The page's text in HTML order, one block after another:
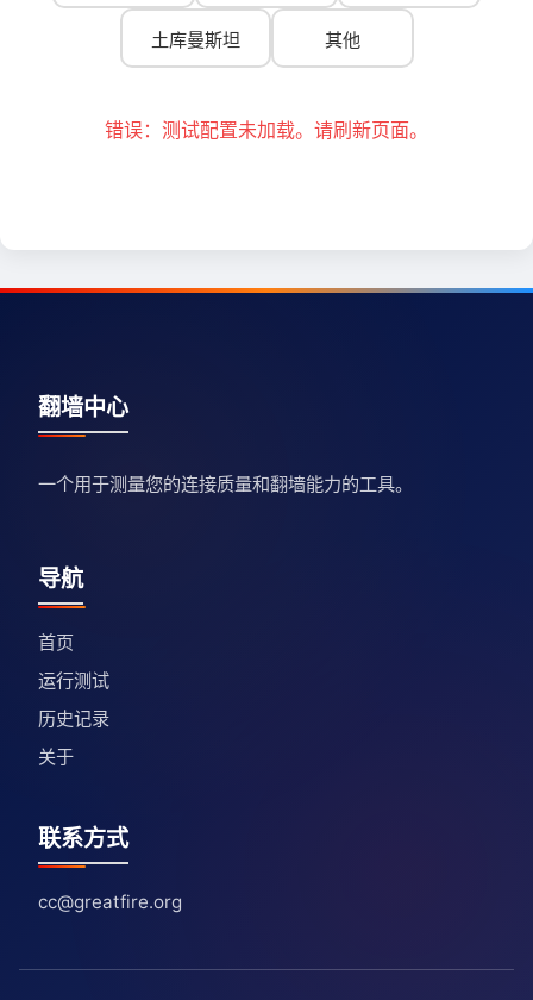
土库曼斯坦 其他
错误：测试配置未加载。请刷新页面。
翻墙中心
一个用于测量您的连接质量和翻墙能力的工具。
导航
首页
运行测试
历史记录
关于
联系方式
cc@greatfire.org